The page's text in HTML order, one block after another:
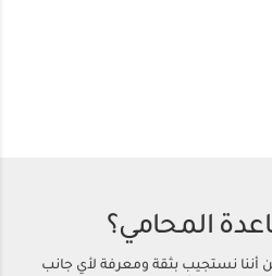
المحامي؟
أننا نستجيب بثقة ومعرفة لأي جانب